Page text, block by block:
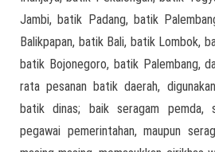
Jambi, batik Padang, batik
Balikpapan, batik Bali, batik Lombok,
batik Bojonegoro, batik Palembang,
rata pesanan batik daerah,
batik dinas; baik seragam pemda,
pegawai pemerintahan, maupun